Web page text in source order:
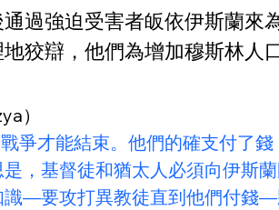
過強迫受害者皈依伊斯蘭來
狡辯，他們為增加穆斯林人
）
才能結束。他們的確支付了錢
，基督徒和猶太人必須向伊斯
識—要攻打異教徒直到他們付錢